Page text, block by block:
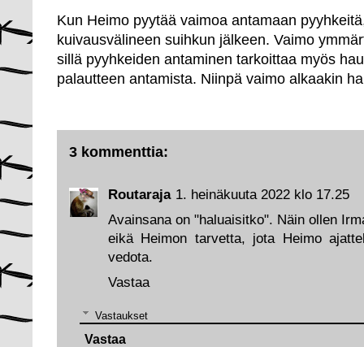
Kun Heimo pyytää vaimoa antamaan
kuivausvälineen suihkun jälkeen. Vaimo
sillä pyyhkeiden antaminen tarkoittaa myös
palautteen antamista. Niinpä vaimo alkaakin
3 kommenttia:
Routaraja 1. heinäkuuta 2022 klo 17.25
Avainsana on "haluaisitko". Näin ollen
eikä Heimon tarvetta, jota Heimo
vedota.
Vastaa
Vastaukset
Vastaa